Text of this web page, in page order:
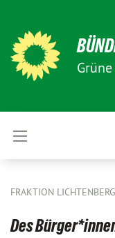
FRAKTION LICHTENBERG
Des